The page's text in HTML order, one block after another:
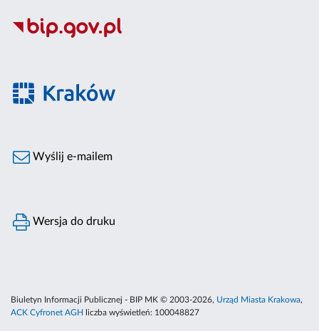
Wyślij e-mailem
Wersja do druku
Biuletyn Informacji Publicznej - BIP MK © 2003-2026, Urząd Miasta Krakowa,
ACK Cyfronet AGH
liczba wyświetleń: 100048827